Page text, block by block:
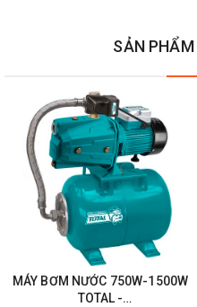
SẢN PHẨM
MÁY BƠM NƯỚC 750W-1500W
TOTAL -